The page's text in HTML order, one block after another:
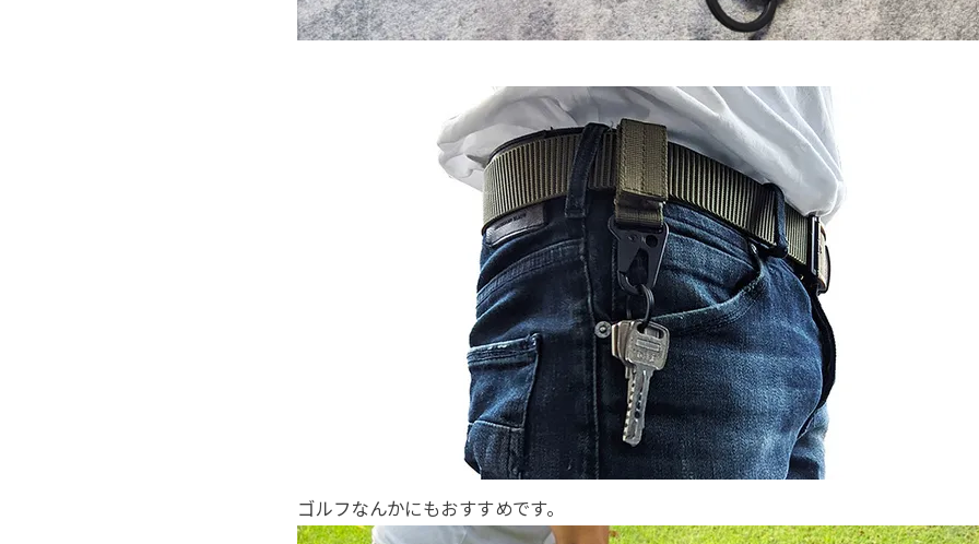
ゴルフなんかにもおすすめです。